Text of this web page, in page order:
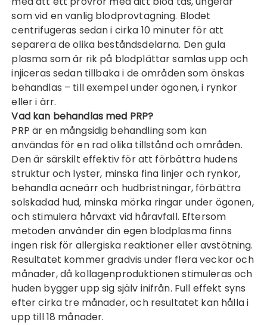
som vid en vanlig blodprovtagning. Blodet
centrifugeras sedan i cirka 10 minuter för att
separera de olika beståndsdelarna. Den gula
plasma som är rik på blodplättar samlas upp och
injiceras sedan tillbaka i de områden som önskas
behandlas – till exempel under ögonen, i rynkor
eller i ärr.
Vad kan behandlas med PRP?
PRP är en mångsidig behandling som kan
användas för en rad olika tillstånd och områden.
Den är särskilt effektiv för att förbättra hudens
struktur och lyster, minska fina linjer och rynkor,
behandla acneärr och hudbristningar, förbättra
solskadad hud, minska mörka ringar under ögonen,
och stimulera hårväxt vid håravfall. Eftersom
metoden använder din egen blodplasma finns
ingen risk för allergiska reaktioner eller avstötning.
Resultatet kommer gradvis under flera veckor och
månader, då kollagenproduktionen stimuleras och
huden bygger upp sig själv inifrån. Full effekt syns
efter cirka tre månader, och resultatet kan hålla i
upp till 18 månader.